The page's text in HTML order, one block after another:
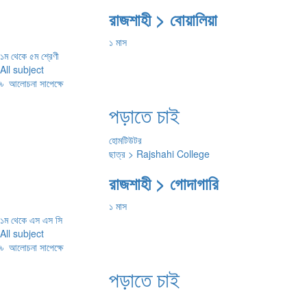
রাজশাহী > বোয়ালিয়া
১ মাস
১ম থেকে ৫ম শ্রেণী
All subject
৳ আলোচনা সাপেক্ষে
পড়াতে চাই
হোমটিউটর
ছাত্র > Rajshahi College
রাজশাহী > গোদাগারি
১ মাস
১ম থেকে এস এস সি
All subject
৳ আলোচনা সাপেক্ষে
পড়াতে চাই